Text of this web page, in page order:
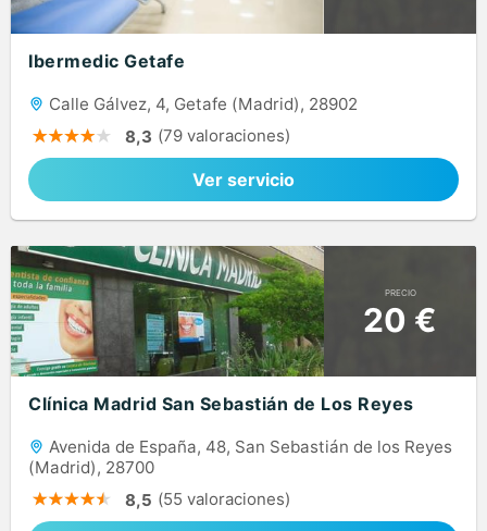
Ibermedic Getafe
Calle Gálvez, 4, Getafe (Madrid), 28902
8,3 (79 valoraciones)
Ver servicio
PRECIO
20 €
Clínica Madrid San Sebastián de Los Reyes
Avenida de España, 48, San Sebastián de los Reyes
(Madrid), 28700
8,5 (55 valoraciones)